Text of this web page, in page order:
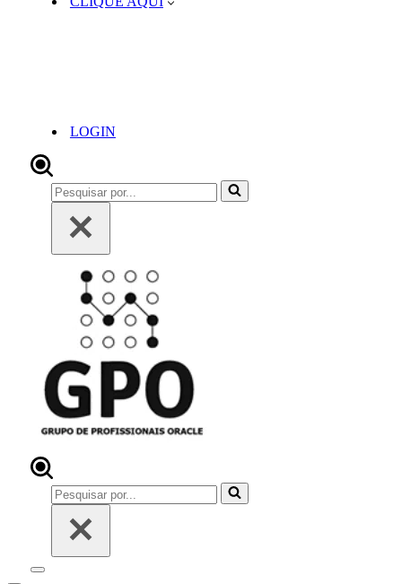
LOGIN
Pesquisar
por...
Pesquisar
por...
Menu